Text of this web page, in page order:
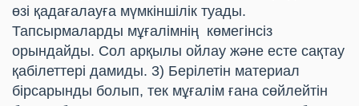
өзі қадағалауға мүмкіншілік туады.
Тапсырмаларды мұғалімнің көмегінсіз
орындайды. Сол арқылы ойлау және есте сақтау
қабілеттері дамиды. 3) Берілетін материал
бірсарынды болып, тек мұғалім ғана сөйлейтін